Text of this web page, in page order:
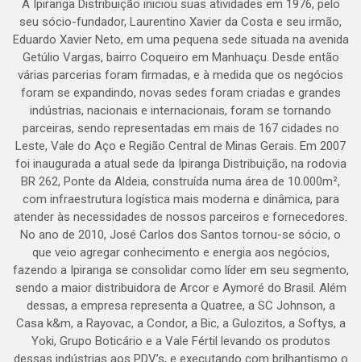
A Ipiranga Distribuição iniciou suas atividades em 1976, pelo
seu sócio-fundador, Laurentino Xavier da Costa e seu irmão,
Eduardo Xavier Neto, em uma pequena sede situada na avenida
Getúlio Vargas, bairro Coqueiro em Manhuaçu. Desde então
várias parcerias foram firmadas, e à medida que os negócios
foram se expandindo, novas sedes foram criadas e grandes
indústrias, nacionais e internacionais, foram se tornando
parceiras, sendo representadas em mais de 167 cidades no
Leste, Vale do Aço e Região Central de Minas Gerais. Em 2007
foi inaugurada a atual sede da Ipiranga Distribuição, na rodovia
BR 262, Ponte da Aldeia, construída numa área de 10.000m²,
com infraestrutura logística mais moderna e dinâmica, para
atender às necessidades de nossos parceiros e fornecedores.
No ano de 2010, José Carlos dos Santos tornou-se sócio, o
que veio agregar conhecimento e energia aos negócios,
fazendo a Ipiranga se consolidar como líder em seu segmento,
sendo a maior distribuidora de Arcor e Aymoré do Brasil. Além
dessas, a empresa representa a Quatree, a SC Johnson, a
Casa k&m, a Rayovac, a Condor, a Bic, a Gulozitos, a Softys, a
Yoki, Grupo Boticário e a Vale Fértil levando os produtos
dessas indústrias aos PDV’s, e executando com brilhantismo o